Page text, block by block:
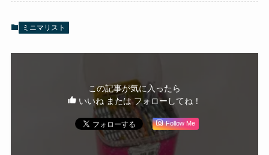
ミニマリスト
この記事が気に入ったら
いいね または フォローしてね！
Follow Me